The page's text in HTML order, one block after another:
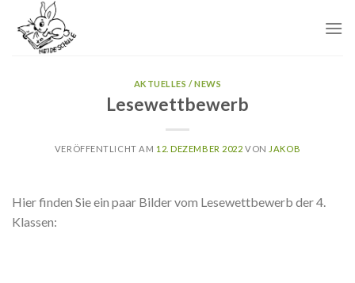
content
AKTUELLES / NEWS
Lesewettbewerb
VERÖFFENTLICHT AM 12. DEZEMBER 2022 VON JAKOB
Hier finden Sie ein paar Bilder vom Lesewettbewerb der 4.
Klassen: